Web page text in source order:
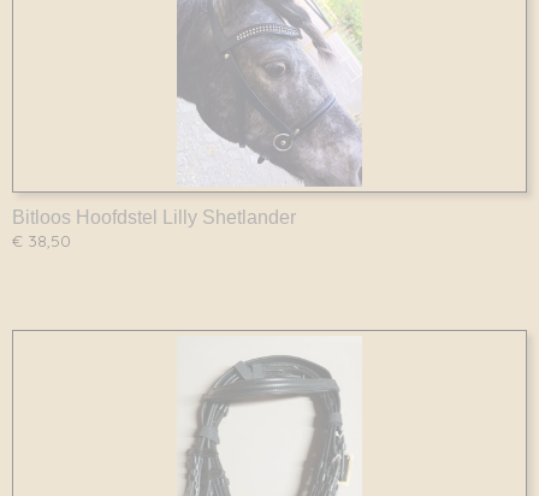
Bitloos Hoofdstel Lilly Shetlander
€ 38,50